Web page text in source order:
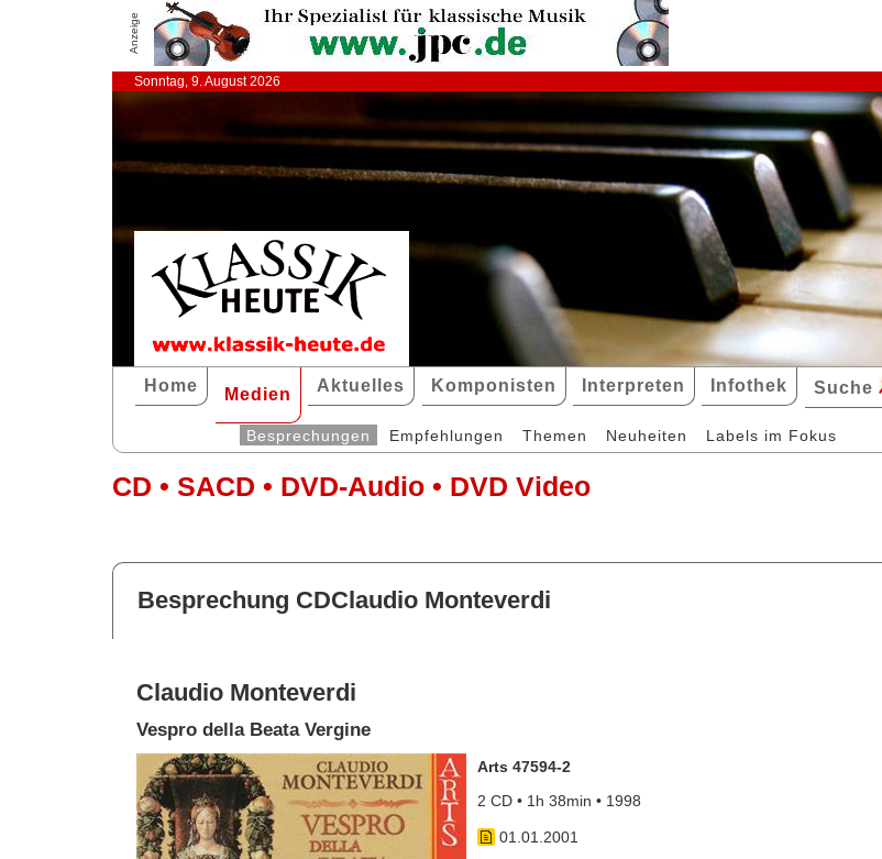
Anzeige
Sonntag, 9. August 2026
Home Medien Aktuelles Komponisten Interpreten Infothek Suche
Besprechungen Empfehlungen Themen Neuheiten Labels im Fokus
CD • SACD • DVD-Audio • DVD Video
Besprechung CDClaudio Monteverdi
Claudio Monteverdi
Vespro della Beata Vergine
Arts 47594-2
2 CD • 1h 38min • 1998
01.01.2001